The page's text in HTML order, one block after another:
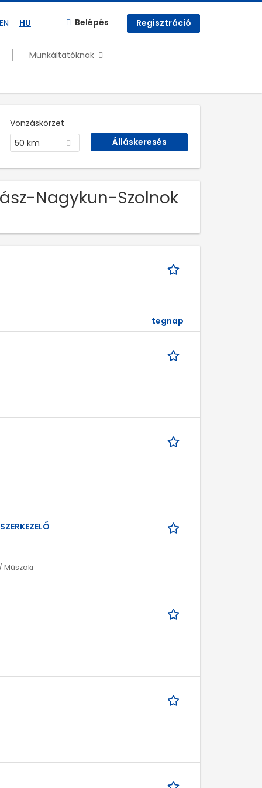
EN HU Belépés Regisztráció
Munkáltatóknak
Vonzáskörzet
50 km
Nagykun-Szolnok
tegnap
Műszaki